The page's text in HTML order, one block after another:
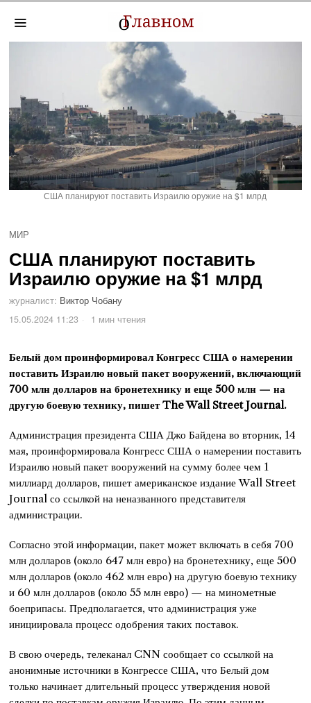
США планируют поставить Израилю оружие на $1 млрд
МИР
США планируют поставить
Израилю оружие на $1 млрд
журналист: Виктор Чобану
15.05.2024 11:23
1 мин чтения
Белый дом проинформировал Конгресс США о намерении
поставить Израилю новый пакет вооружений, включающий
700 млн долларов на бронетехнику и еще 500 млн — на
другую боевую технику, пишет The Wall Street Journal.
Администрация президента США Джо Байдена во вторник, 14
мая, проинформировала Конгресс США о намерении поставить
Израилю новый пакет вооружений на сумму более чем 1
миллиард долларов, пишет американское издание Wall Street
Journal со ссылкой на неназванного представителя
администрации.
Согласно этой информации, пакет может включать в себя 700
млн долларов (около 647 млн евро) на бронетехнику, еще 500
млн долларов (около 462 млн евро) на другую боевую технику
и 60 млн долларов (около 55 млн евро) — на минометные
боеприпасы. Предполагается, что администрация уже
инициировала процесс одобрения таких поставок.
В свою очередь, телеканал CNN сообщает со ссылкой на
анонимные источники в Конгрессе США, что Белый дом
только начинает длительный процесс утверждения новой